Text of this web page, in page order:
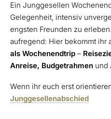
Ein Junggesellen
Gelegenheit, intensiv
engsten Freunden zu
aufregend: Hier bekommt ihr
als Wochenendtrip –
Anreise, Budgetrahmen und
Wenn ihr euch erst
Junggesellenabschied